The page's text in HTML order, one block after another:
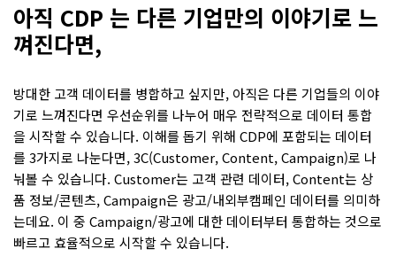
아직 CDP 는 다른 기업만의 이야기로 느
껴진다면,
방대한 고객 데이터를 병합하고 싶지만, 아직은 다른 기업들의 이야
기로 느껴진다면 우선순위를 나누어 매우 전략적으로 데이터 통합
을 시작할 수 있습니다. 이해를 돕기 위해 CDP에 포함되는 데이터
를 3가지로 나눈다면, 3C(Customer, Content, Campaign)로 나
눠볼 수 있습니다. Customer는 고객 관련 데이터, Content는 상
품 정보/콘텐츠, Campaign은 광고/내외부캠페인 데이터를 의미하
는데요. 이 중 Campaign/광고에 대한 데이터부터 통합하는 것으로
빠르고 효율적으로 시작할 수 있습니다.